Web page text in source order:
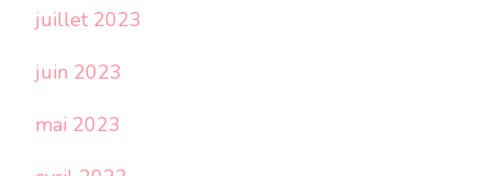
juillet 2023
juin 2023
mai 2023